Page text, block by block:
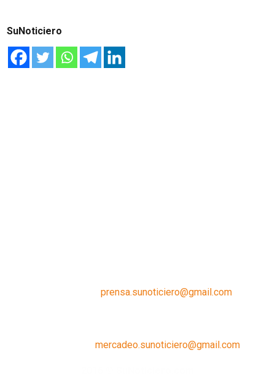
SuNoticiero
prensa.sunoticiero@gmail.com
mercadeo.sunoticiero@gmail.com